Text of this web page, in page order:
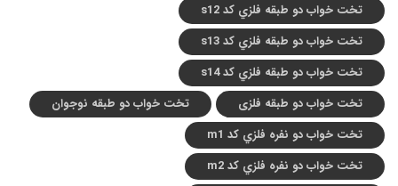
تخت خواب دو طبقه فلزي کد s12
تخت خواب دو طبقه فلزي کد s13
تخت خواب دو طبقه فلزي کد s14
تخت خواب دو طبقه فلزی
تخت خواب دو طبقه نوجوان
تخت خواب دو نفره فلزي کد m1
تخت خواب دو نفره فلزي کد m2